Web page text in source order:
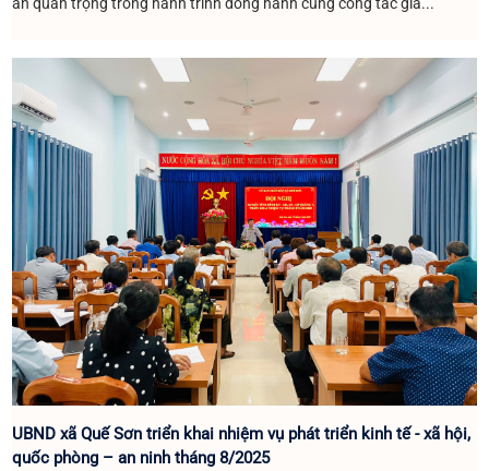
UBND xã Quế Sơn triển khai nhiệm vụ phát triển kinh tế - xã hội,
quốc phòng – an ninh tháng 8/2025